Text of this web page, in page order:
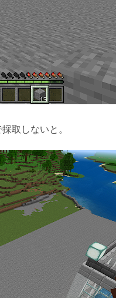
取しないと。